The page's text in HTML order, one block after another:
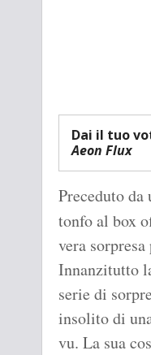
Dai il tuo
Aeon Flux
Preceduto
tonfo al box
vera
Innanzitutto
serie di
insolito di
vu. La sua